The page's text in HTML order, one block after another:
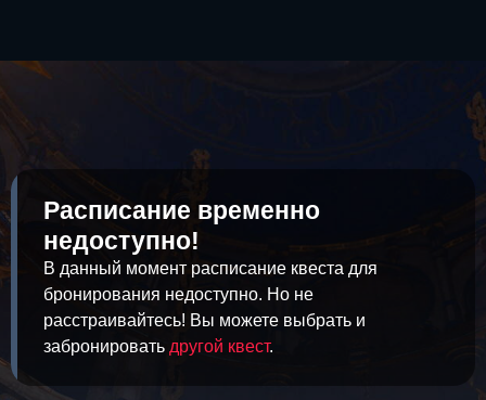
Расписание временно
недоступно!
В данный момент расписание квеста для
бронирования недоступно. Но не
расстраивайтесь! Вы можете выбрать и
забронировать другой квест.